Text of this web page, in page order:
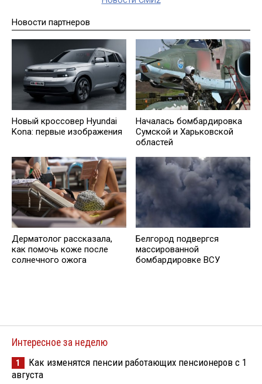
Новости партнеров
Новый кроссовер Hyundai
Kona: первые изображения
Началась бомбардировка
Сумской и Харьковской
областей
Дерматолог рассказала,
как помочь коже после
солнечного ожога
Белгород подвергся
массированной
бомбардировке ВСУ
Интересное за неделю
1
Как изменятся пенсии работающих пенсионеров с 1
августа